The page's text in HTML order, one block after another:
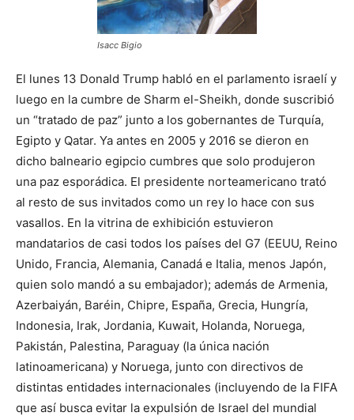
Isacc Bigio
El lunes 13 Donald Trump habló en el parlamento israelí y
luego en la cumbre de Sharm el-Sheikh, donde suscribió
un “tratado de paz” junto a los gobernantes de Turquía,
Egipto y Qatar. Ya antes en 2005 y 2016 se dieron en
dicho balneario egipcio cumbres que solo produjeron
una paz esporádica. El presidente norteamericano trató
al resto de sus invitados como un rey lo hace con sus
vasallos. En la vitrina de exhibición estuvieron
mandatarios de casi todos los países del G7 (EEUU, Reino
Unido, Francia, Alemania, Canadá e Italia, menos Japón,
quien solo mandó a su embajador); además de Armenia,
Azerbaiyán, Baréin, Chipre, España, Grecia, Hungría,
Indonesia, Irak, Jordania, Kuwait, Holanda, Noruega,
Pakistán, Palestina, Paraguay (la única nación
latinoamericana) y Noruega, junto con directivos de
distintas entidades internacionales (incluyendo de la FIFA
que así busca evitar la expulsión de Israel del mundial